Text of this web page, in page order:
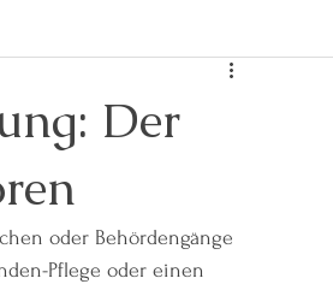
Der
oder Behördengänge
Pflege oder einen